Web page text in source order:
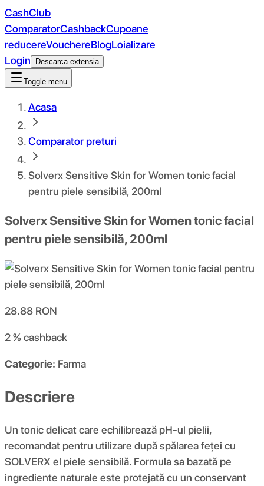
CashClub
ComparatorCashbackCupoane
reducereVouchereBlogLoializare
Login
Descarca extensia
Toggle menu
Acasa
Comparator preturi
Solverx Sensitive Skin for Women tonic facial
pentru piele sensibilă, 200ml
Solverx Sensitive Skin for Women tonic facial
pentru piele sensibilă, 200ml
28.88 RON
2 %cashback
Categorie: Farma
Descriere
Un tonic delicat care echilibrează pH-ul pielii,
recomandat pentru utilizare după spălarea feței cu
SOLVERX el piele sensibilă. Formula sa bazată pe
ingrediente naturale este protejată cu un conservant